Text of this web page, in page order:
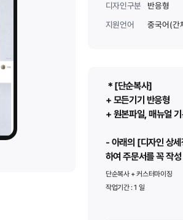
디자인구분
반응형
지원언어
중국어(간
＊[단순복사]
+ 모든기기 반응형
+ 원본파일, 매뉴얼
- 아래의 [디자인 상
하여 주문서를 꼭 작
단순복사 + 커스터마이징
작업기간 :1 일